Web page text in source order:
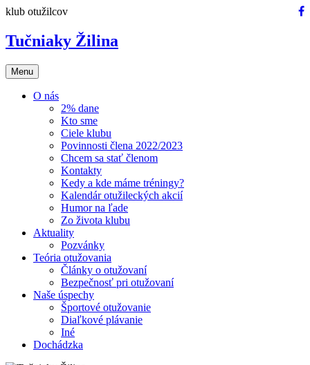
Preskočiť
obsah
klub otužilcov
Tučniaky Žilina
Menu
O nás
2% dane
Kto sme
Ciele klubu
Povinnosti člena 2022/2023
Chcem sa stať členom
Kontakty
Kedy a kde máme tréningy?
Kalendár otužileckých akcií
Humor na ľade
Zo života klubu
Aktuality
Pozvánky
Teória otužovania
Články o otužovaní
Bezpečnosť pri otužovaní
Naše úspechy
Športové otužovanie
Diaľkové plávanie
Iné
Dochádzka